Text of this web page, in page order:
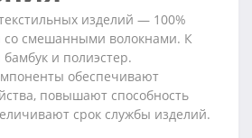
изделий — 100%
со смешанными волокнами. К
и полиэстер.
обеспечивают
повышают способность
срок службы изделий.